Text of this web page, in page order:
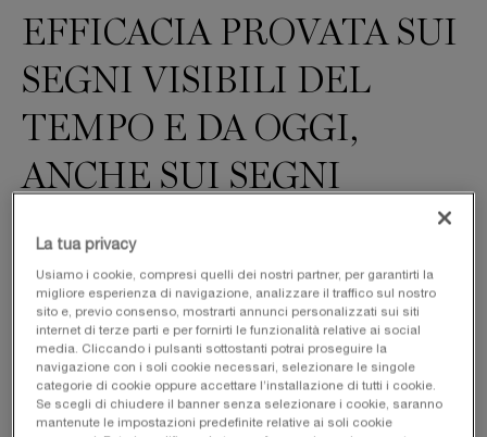
EFFICACIA PROVATA SUI
SEGNI VISIBILI DEL
TEMPO E DA OGGI,
ANCHE SUI SEGNI
INVISIBILI
+55%
PELLE PIU' RASSODATA1
La tua privacy
Usiamo i cookie, compresi quelli dei nostri partner, per garantirti la
migliore esperienza di navigazione, analizzare il traffico sul nostro
sito e, previo consenso, mostrarti annunci personalizzati sui siti
internet di terze parti e per fornirti le funzionalità relative ai social
media. Cliccando i pulsanti sottostanti potrai proseguire la
navigazione con i soli cookie necessari, selezionare le singole
categorie di cookie oppure accettare l’installazione di tutti i cookie.
Se scegli di chiudere il banner senza selezionare i cookie, saranno
mantenute le impostazioni predefinite relative ai soli cookie